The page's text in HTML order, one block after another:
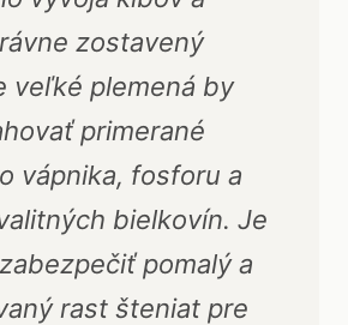
zostavený
veľké plemená by
primerané
vápnika, fosforu a
bielkovín. Je
pomalý a
rast šteniat pre